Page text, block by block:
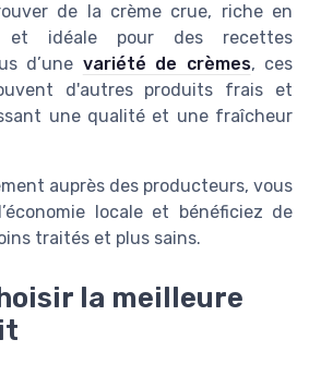
de la crème crue, riche en
et idéale pour des recettes
d’une variété de crèmes, ces
d'autres produits frais et
une qualité et une fraîcheur
auprès des producteurs, vous
locale et bénéficiez de
traités et plus sains.
la meilleure